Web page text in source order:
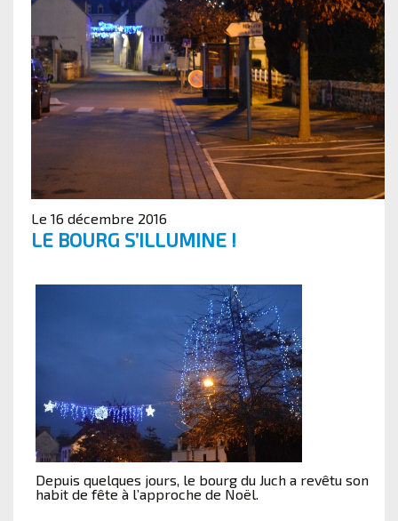
Le 16 décembre 2016
LE BOURG S’ILLUMINE !
Depuis quelques jours, le bourg du Juch a revêtu son
habit de fête à l’approche de Noël.